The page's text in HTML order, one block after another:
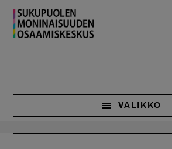
Hyppää
pääsisältöön
VALIKKO